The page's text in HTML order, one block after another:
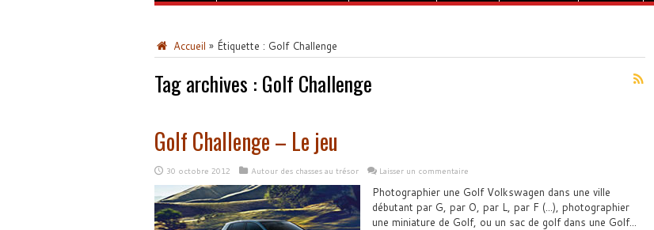
Accueil » Étiquette : Golf Challenge
Tag archives : Golf Challenge
Golf Challenge – Le jeu
30 octobre 2012 Autour des chasses au trésor Laisser un commentaire
Photographier une Golf Volkswagen dans une ville
débutant par G, par O, par L, par F (...), photographier
une miniature de Golf, ou un sac de golf dans une Golf...